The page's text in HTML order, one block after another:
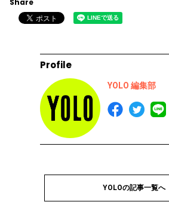
Share
Profile
YOLO 編集部
YOLOの記事一覧へ